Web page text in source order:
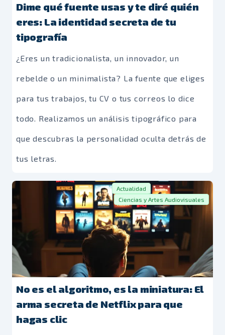
Dime qué fuente usas y te diré quién
eres: La identidad secreta de tu
tipografía
¿Eres un tradicionalista, un innovador, un
rebelde o un minimalista? La fuente que eliges
para tus trabajos, tu CV o tus correos lo dice
todo. Realizamos un análisis tipográfico para
que descubras la personalidad oculta detrás de
tus letras.
Actualidad
Ciencias y Artes Audiovisuales
No es el algoritmo, es la miniatura: El
arma secreta de Netflix para que
hagas clic